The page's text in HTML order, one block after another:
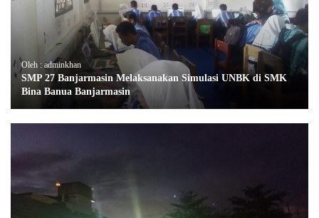
Oleh : adminkhan
SMP 27 Banjarmasin Melaksanakan Simulasi UNBK di SMK
Bina Banua Banjarmasin